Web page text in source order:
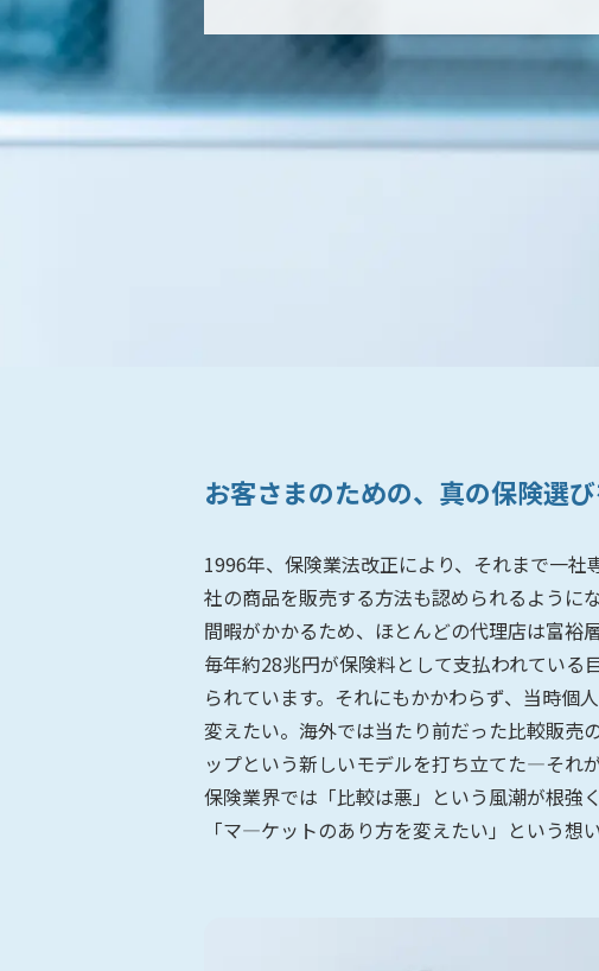
お客さまのための、真の保険選
1996年、保険業法改正により、それまで一
社の商品を販売する方法も認められるように
間暇がかかるため、ほとんどの代理店は富裕
毎年約28兆円が保険料として支払われてい
られています。それにもかかわらず、当時個
変えたい。海外では当たり前だった比較販売
ップという新しいモデルを打ち立てた―それ
保険業界では「比較は悪」という風潮が根強
「マ―ケットのあり方を変えたい」という想